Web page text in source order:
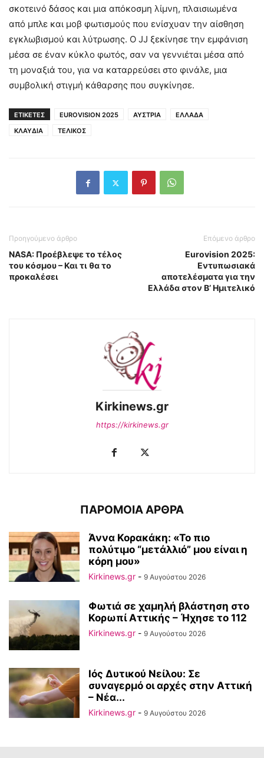
σκοτεινό δάσος και μια απόκοσμη λίμνη, πλαισιωμένα
από μπλε και μοβ φωτισμούς που ενίσχυαν την αίσθηση
εγκλωβισμού και λύτρωσης. Ο JJ ξεκίνησε την εμφάνιση
μέσα σε έναν κύκλο φωτός, σαν να γεννιέται μέσα από
τη μοναξιά του, για να καταρρεύσει στο φινάλε, μια
συμβολική στιγμή κάθαρσης που συγκίνησε.
ΕΤΙΚΕΤΕΣ EUROVISION 2025 ΑΥΣΤΡΙΑ
ΕΛΛΑΔΑ
ΚΛΑΥΔΙΑ
ΤΕΛΙΚΟΣ
Προηγούμενο άρθρο
NASA: Προέβλεψε το τέλος
του κόσμου – Και τι θα το
προκαλέσει
Επόμενο άρθρο
Eurovision 2025:
Εντυπωσιακά
αποτελέσματα για την
Ελλάδα στον Β’ Ημιτελικό
Kirkinews.gr
https://kirkinews.gr
ΠΑΡΟΜΟΙΑ ΑΡΘΡΑ
Άννα Κορακάκη: «Το πιο
πολύτιμο “μετάλλιό” μου είναι η
κόρη μου»
Kirkinews.gr - 9 Αυγούστου 2026
Φωτιά σε χαμηλή βλάστηση στο
Κορωπί Αττικής – Ήχησε το 112
Kirkinews.gr - 9 Αυγούστου 2026
Ιός Δυτικού Νείλου: Σε
συναγερμό οι αρχές στην Αττική
– Νέα...
Kirkinews.gr - 9 Αυγούστου 2026